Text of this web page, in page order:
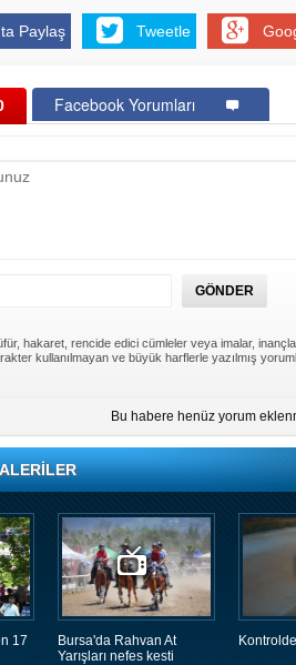
Paylaş Tweetle
Facebook Yorumları
hakaret, rencide edici cümleler veya imalar,
kullanılmayan ve büyük harflerle yazılmış
Bu habere henüz yorum
17
Bursa'da Rahvan At
Yarışları nefes kesti